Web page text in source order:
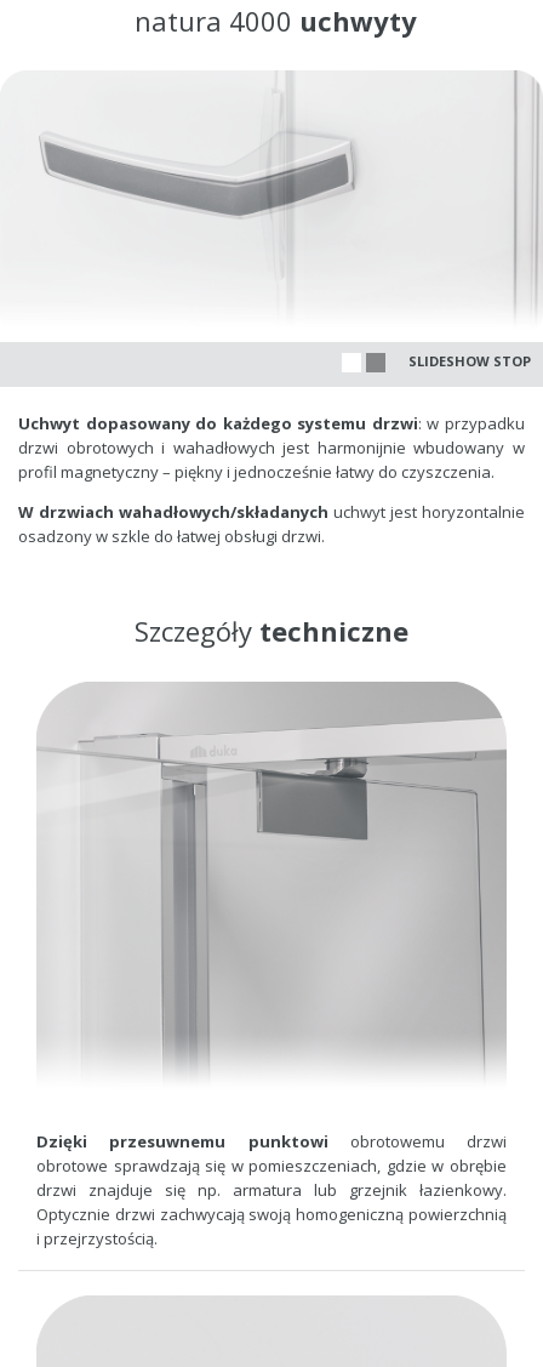
natura 4000 uchwyty
SLIDESHOW STOP
Uchwyt dopasowany do każdego systemu drzwi: w przypadku
drzwi obrotowych i wahadłowych jest harmonijnie wbudowany w
profil magnetyczny – piękny i jednocześnie łatwy do czyszczenia.
W drzwiach wahadłowych/składanych uchwyt jest horyzontalnie
osadzony w szkle do łatwej obsługi drzwi.
Szczegóły techniczne
Dzięki przesuwnemu punktowi obrotowemu drzwi
obrotowe sprawdzają się w pomieszczeniach, gdzie w obrębie
drzwi znajduje się np. armatura lub grzejnik łazienkowy.
Optycznie drzwi zachwycają swoją homogeniczną powierzchnią
i przejrzystością.